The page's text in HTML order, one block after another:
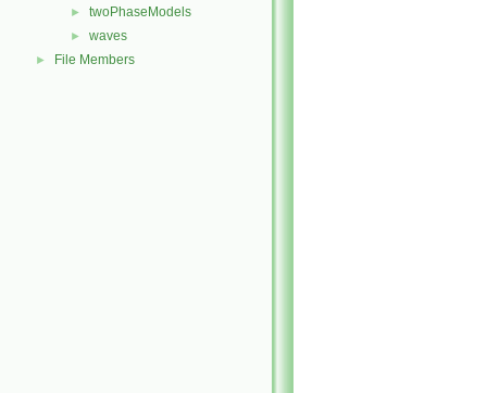
► twoPhaseModels
► waves
► File Members